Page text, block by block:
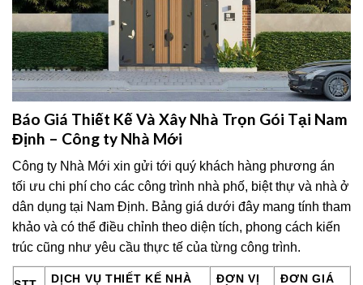
Báo Giá Thiết Kế Và Xây Nhà Trọn Gói Tại Nam
Định – Công ty Nhà Mới
Công ty Nhà Mới xin gửi tới quý khách hàng phương án
tối ưu chi phí cho các công trình nhà phố, biệt thự và nhà ở
dân dụng tại Nam Định. Bảng giá dưới đây mang tính tham
khảo và có thể điều chỉnh theo diện tích, phong cách kiến
trúc cũng như yêu cầu thực tế của từng công trình.
DỊCH VỤ THIẾT KẾ NHÀ
ĐƠN VỊ
ĐƠN GIÁ